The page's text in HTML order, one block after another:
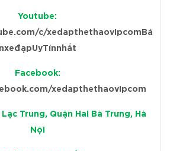
Youtube:
c/xedapthethaovipcomBá
nxeđạpUyTínnhất
Facebook:
xedapthethaovipcom
Trung, Quận Hai Bà Trưng, Hà
Nội